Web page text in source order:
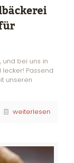
und bei uns in
Passend
unseren
weiterlesen